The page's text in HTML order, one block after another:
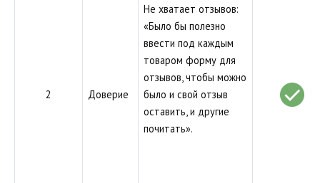
2 Доверие
Не хватает отзывов:
«Было бы полезно
ввести под каждым
товаром форму для
отзывов, чтобы можно
было и свой отзыв
оставить, и другие
почитать».